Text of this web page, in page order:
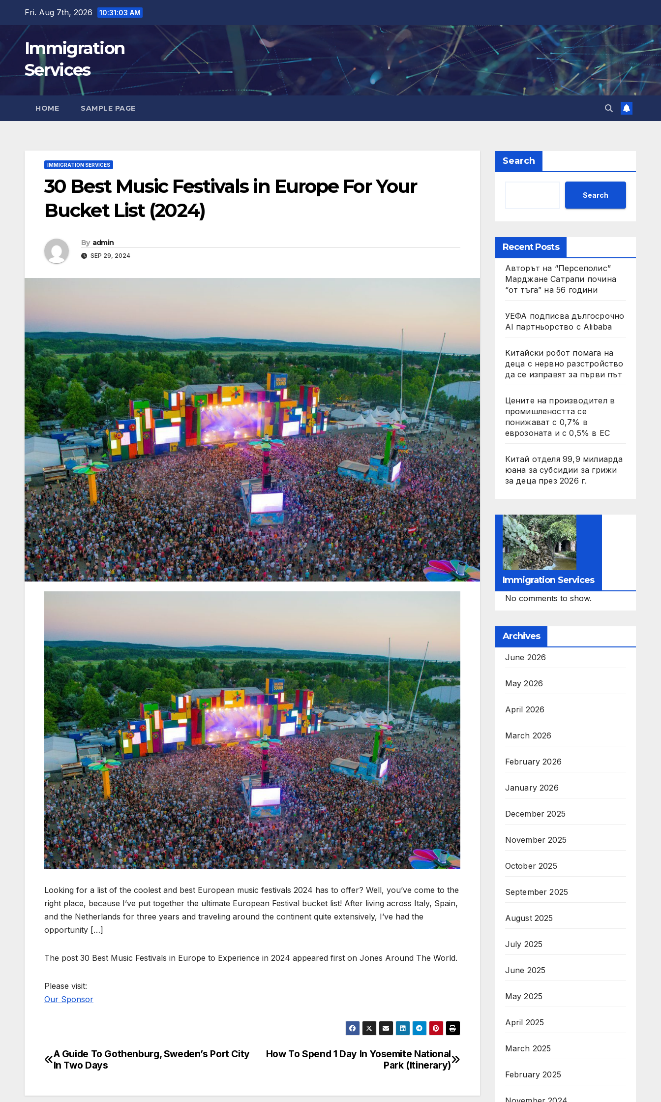
content
Fri. Aug 7th, 2026 10:31:04 AM
Immigration
Services
HOME SAMPLE PAGE
IMMIGRATION SERVICES
30 Best Music Festivals in Europe For Your
Bucket List (2024)
By admin
SEP 29, 2024
Looking for a list of the coolest and best European music festivals 2024 has to offer? Well, you’ve come to the
right place, because I’ve put together the ultimate European Festival bucket list! After living across Italy, Spain,
and the Netherlands for three years and traveling around the continent quite extensively, I’ve had the
opportunity […]
The post 30 Best Music Festivals in Europe to Experience in 2024 appeared first on Jones Around The World.
Please visit:
Our Sponsor
Post
How To Spend 1 Day In Yosemite National
Park (Itinerary)
A Guide To Gothenburg, Sweden’s Port City
In Two Days
Search
Search
Recent Posts
Авторът на “Персеполис”
Марджане Сатрапи почина
“от тъга” на 56 години
УЕФА подписва дългосрочно
AI партньорство с Alibaba
Китайски робот помага на
деца с нервно разстройство
да се изправят за първи път
Цените на производител в
промишлеността се
понижават с 0,7% в
еврозоната и с 0,5% в ЕС
Китай отделя 99,9 милиарда
юана за субсидии за грижи
за деца през 2026 г.
Immigration Services
No comments to show.
Archives
June 2026
May 2026
April 2026
March 2026
February 2026
January 2026
December 2025
November 2025
October 2025
September 2025
August 2025
July 2025
June 2025
May 2025
April 2025
March 2025
February 2025